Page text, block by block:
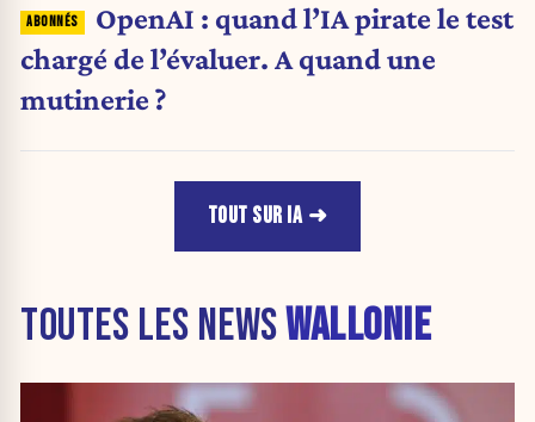
OpenAI : quand l’IA pirate le test
chargé de l’évaluer. A quand une
mutinerie ?
TOUT SUR IA
TOUTES LES NEWSWALLONIE